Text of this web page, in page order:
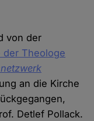
von der
der Theologe
an die Kirche
Detlef Pollack.